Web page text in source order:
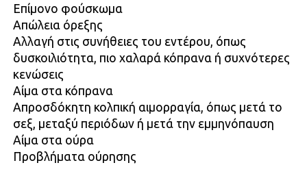
Επίμονο φούσκωμα
Απώλεια όρεξης
Αλλαγή στις συνήθειες του εντέρου, όπως
δυσκοιλιότητα, πιο χαλαρά κόπρανα ή συχνότερες
κενώσεις
Αίμα στα κόπρανα
Απροσδόκητη κολπική αιμορραγία, όπως μετά το
σεξ, μεταξύ περιόδων ή μετά την εμμηνόπαυση
Αίμα στα ούρα
Προβλήματα ούρησης